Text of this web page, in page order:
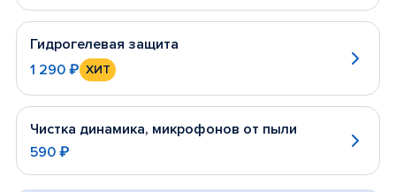
Гидрогелевая защита
1 290 ₽ ХИТ
Чистка динамика, микрофонов от пыли
590 ₽